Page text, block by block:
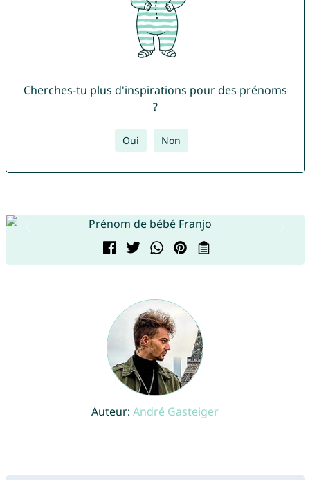
Cherches-tu plus d'inspirations pour des prénoms
?
Oui Non
Auteur: André Gasteiger